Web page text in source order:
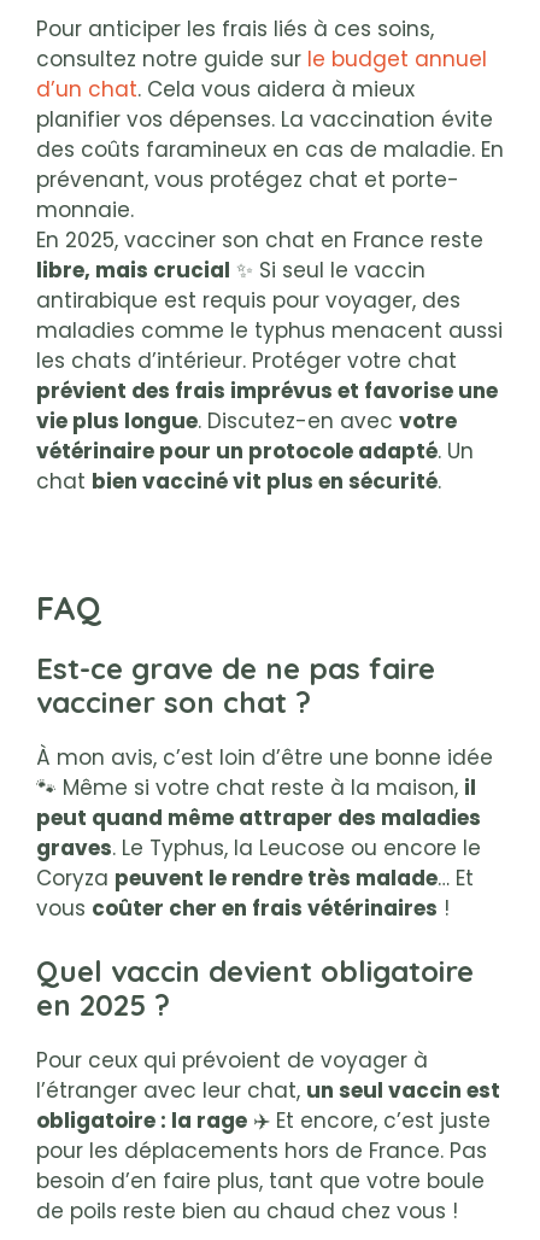
Pour anticiper les frais liés à ces soins,
consultez notre guide sur le budget annuel
d’un chat. Cela vous aidera à mieux
planifier vos dépenses. La vaccination évite
des coûts faramineux en cas de maladie. En
prévenant, vous protégez chat et porte-
monnaie.
En 2025, vacciner son chat en France reste
libre, mais crucial ✨ Si seul le vaccin
antirabique est requis pour voyager, des
maladies comme le typhus menacent aussi
les chats d’intérieur. Protéger votre chat
prévient des frais imprévus et favorise une
vie plus longue. Discutez-en avec votre
vétérinaire pour un protocole adapté. Un
chat bien vacciné vit plus en sécurité.
FAQ
Est-ce grave de ne pas faire
vacciner son chat ?
À mon avis, c’est loin d’être une bonne idée
🐾 Même si votre chat reste à la maison, il
peut quand même attraper des maladies
graves. Le Typhus, la Leucose ou encore le
Coryza peuvent le rendre très malade… Et
vous coûter cher en frais vétérinaires !
Quel vaccin devient obligatoire
en 2025 ?
Pour ceux qui prévoient de voyager à
l’étranger avec leur chat, un seul vaccin est
obligatoire : la rage ✈️ Et encore, c’est juste
pour les déplacements hors de France. Pas
besoin d’en faire plus, tant que votre boule
de poils reste bien au chaud chez vous !